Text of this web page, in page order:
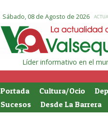
Sábado, 08 de Agosto de 2026
Líder informativo en el
Portada Cultura/Ocio
Sucesos
Desde La Barrera